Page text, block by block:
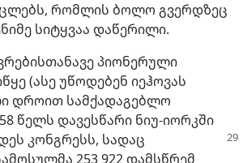
რომლის ბოლო გვერდზეც
სიტყვაა დაწერილი.
პიონერული
(ასე უწოდებენ იეჰოვას
დროით სამქადაგებლო
წელს დავესწარი ნიუ-იორკში
კონგრესს, სადაც
253 922 დამსწრემ